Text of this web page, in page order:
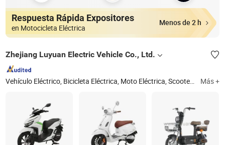
Respuesta Rápida Expositores
en Motocicleta Eléctrica
Menos de 2 h
Zhejiang Luyuan Electric Vehicle Co., Ltd.
Vehículo Eléctrico, Bicicleta Eléctrica, Moto Eléctrica, Scooter Eléctrico, E-Bike, E-Bicicleta, E-Scooter, E-Vehículo, E-Motocicleta Más +